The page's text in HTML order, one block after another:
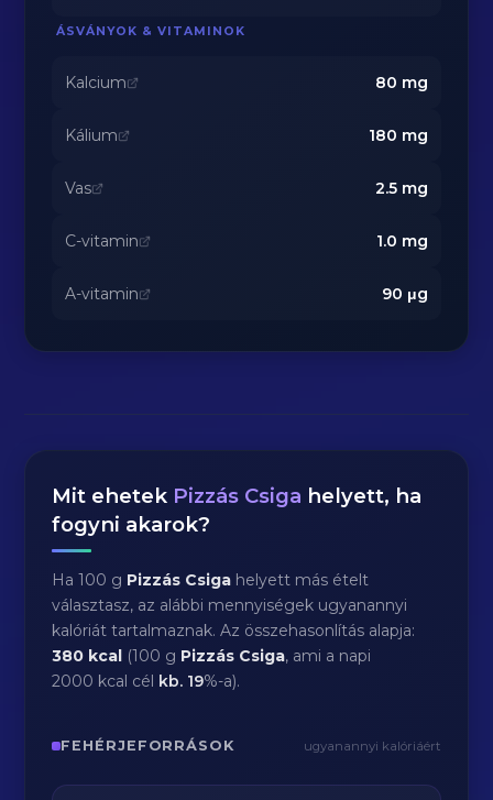
ÁSVÁNYOK & VITAMINOK
Kalcium 80 mg
Kálium 180 mg
Vas 2.5mg
C-vitamin 1.0 mg
A-vitamin 90 μg
Mit ehetek Pizzás Csiga helyett, ha
fogyni akarok?
Ha 100 g Pizzás Csiga helyett más ételt
választasz, az alábbi mennyiségek ugyanannyi
kalóriát tartalmaznak. Az összehasonlítás alapja:
380 kcal (100 g Pizzás Csiga, ami a napi
2000 kcal cél kb. 19%-a).
FEHÉRJEFORRÁSOK ugyanannyi kalóriáért